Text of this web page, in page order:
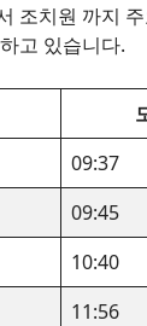
조치원 까지
고 있습니다.
09:37
09:45
10:40
11:56